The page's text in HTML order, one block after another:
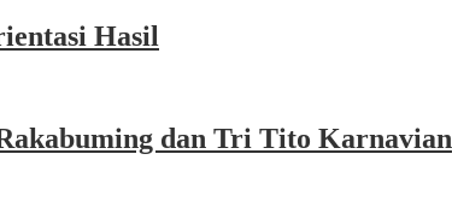
Hasil
dan Tri Tito Karnavian